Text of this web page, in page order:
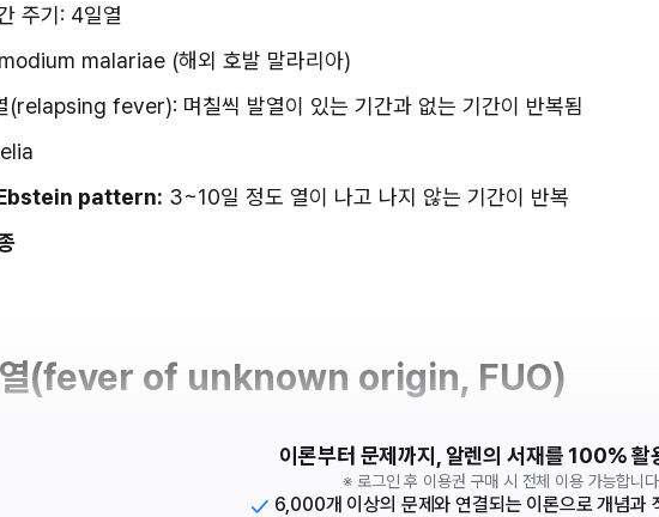
주기: 4일열
malariae (해외 호발 말라리아)
(relapsing fever): 며칠씩 발열이 있는 기간과 없는 기간이 반복됨
pattern: 3~10일 정도 열이 나고 나지 않는 기간이 반복
열(fever of unknown origin, FUO)
이론부터 문제까지, 알렌의 서재를 100% 활
※ 로그인 후 이용권 구매 시 전체 이용 가능합니
6,000개 이상의 문제와 연결되는 이론으로 개념과